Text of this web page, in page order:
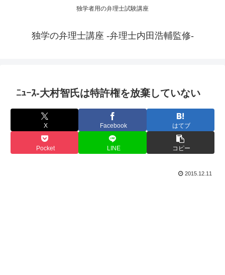
独学者用の弁理士試験講座
独学の弁理士講座 -弁理士内田浩輔監修-
ﾆｭｰｽ-大村智氏は特許権を放棄していない
X Facebook はてブ
Pocket LINE コピー
2015.12.11